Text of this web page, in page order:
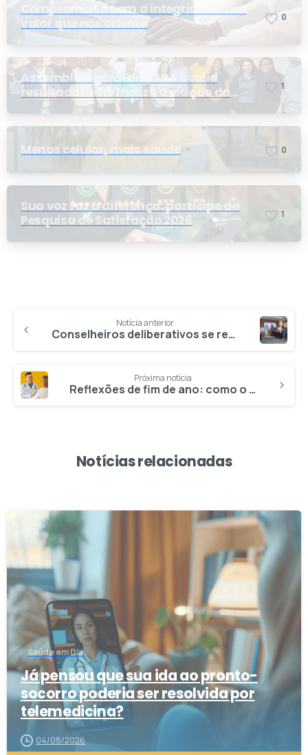
Compromisso com a integridade: um
valor que nos orienta
0
Assembleia geral do PASA avalia
resultados e formaliza a eleição da
nova conselheira
1
Menos celular, mais saúde 0
Sua voz faz a diferença: participe da
Pesquisa de Satisfação 2026
1
Notícia anterior
Conselheiros deliberativos se reúnem no Rio para debater pautas da 133ª Reunião Ordinária
Próxima notícia
Reflexões de fim de ano: como o médico de família pode ser seu aliado para uma vida mais equilibrada em 2026
Notícias relacionadas
Saúde em Dia
Já pensou que sua ida ao pronto-
socorro poderia ser resolvida por
telemedicina?
04/08/2026